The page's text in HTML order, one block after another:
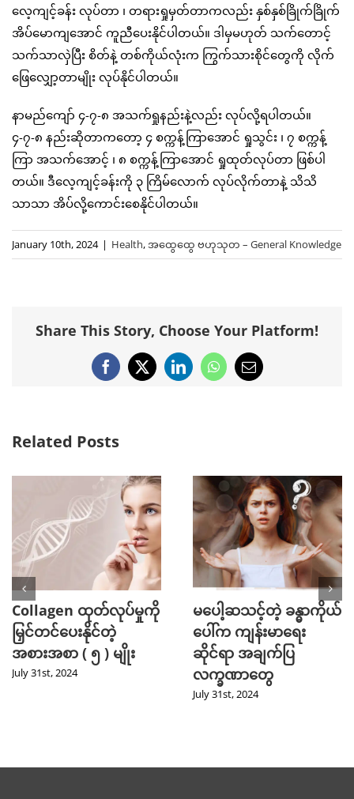
လေ့ကျင့်ခန်း လုပ်တာ ၊ တရားရှုမှတ်တာကလည်း နှစ်နှစ်ခြိုက်ခြိုက်
အိပ်မောကျအောင် ကူညီပေးနိုင်ပါတယ်။ ဒါမှမဟုတ် သက်တောင့်
သက်သာလှဲပြီး စိတ်နဲ့ တစ်ကိုယ်လုံးက ကြွက်သားစိုင်တွေကို လိုက်
ဖြေလျှော့တာမျိုး လုပ်နိုင်ပါတယ်။
နာမည်ကျော် ၄-၇-၈ အသက်ရှုနည်းနဲ့လည်း လုပ်လို့ရပါတယ်။
၄-၇-၈ နည်းဆိုတာကတော့ ၄ စက္ကန့်ကြာအောင် ရှုသွင်း ၊ ၇ စက္ကန့်
ကြာ အသက်အောင့် ၊ ၈ စက္ကန့်ကြာအောင် ရှုထုတ်လုပ်တာ ဖြစ်ပါ
တယ်။ ဒီလေ့ကျင့်ခန်းကို ၃ ကြိမ်လောက် လုပ်လိုက်တာနဲ့ သိသိ
သာသာ အိပ်လို့ကောင်းစေနိုင်ပါတယ်။
January 10th, 2024 | Health,အထွေထွေ ဗဟုသုတ – General Knowledge
Share This Story, Choose Your Platform!
Facebook
X LinkedInWhatsApp
Email
Related Posts
Collagen ထုတ်လုပ်မှုကို
မြှင်တင်ပေးနိုင်တဲ့
အစားအစာ ( ၅ ) မျိုး
July 31st, 2024
မပေါ့ဆသင့်တဲ့ ခန္ဓာကိုယ်
ပေါ်က ကျန်းမာရေး
ဆိုင်ရာ အချက်ပြ
လက္ခဏာတွေ
July 31st, 2024